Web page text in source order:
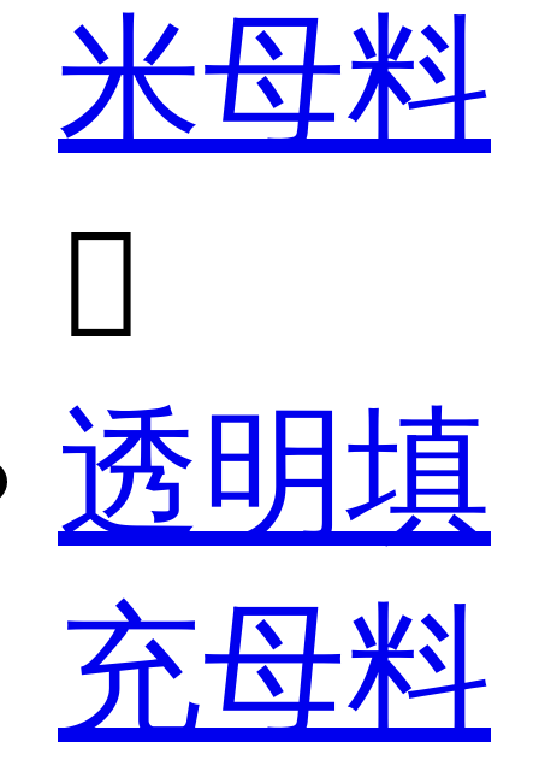
米母料

透明填
充母料